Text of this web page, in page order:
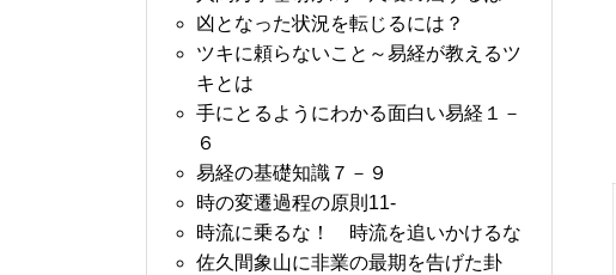
凶となった状況を転じるには？
ツキに頼らないこと～易経が教えるツ
キとは
手にとるようにわかる面白い易経１－
６
易経の基礎知識７－９
時の変遷過程の原則11-
時流に乗るな！ 時流を追いかけるな
佐久間象山に非業の最期を告げた卦